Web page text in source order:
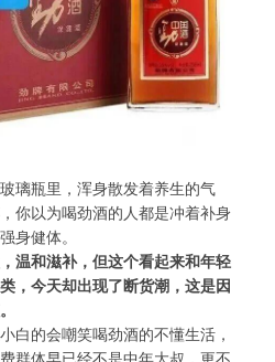
璃瓶里，浑身散发着养生的气
你以为喝劲酒的人都是冲着补身
身健体。
温和滋补，但这个看起来和年轻
，今天却出现了断货潮，这是因
白的会嘲笑喝劲酒的不懂生活，